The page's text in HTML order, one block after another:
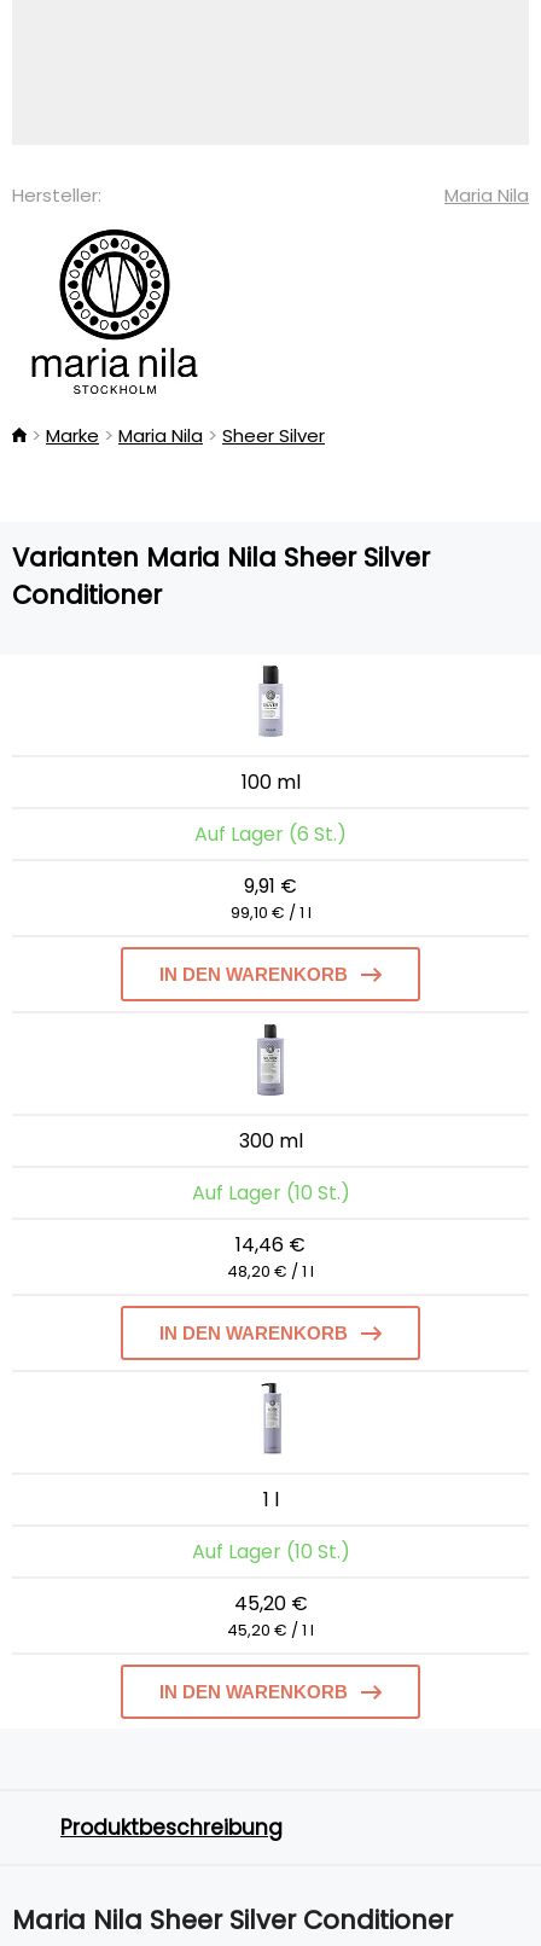
Hersteller: Maria Nila
Marke Maria Nila Sheer Silver
Varianten Maria Nila Sheer Silver
Conditioner
100 ml
Auf Lager (6 St.)
9,91 €
99,10 € / 1 l
IN DEN WARENKORB
300 ml
Auf Lager (10 St.)
14,46 €
48,20 € / 1 l
IN DEN WARENKORB
1 l
Auf Lager (10 St.)
45,20 €
45,20 € / 1 l
IN DEN WARENKORB
Produktbeschreibung
Maria Nila Sheer Silver Conditioner